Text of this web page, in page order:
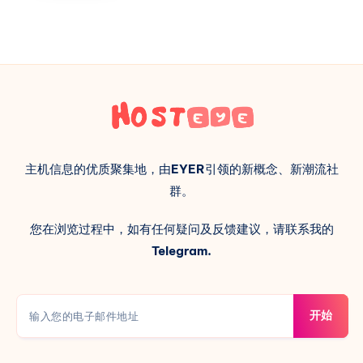
主机信息的优质聚集地，由EYER引领的新概念、新潮流社
群。
您在浏览过程中，如有任何疑问及反馈建议，请联系我的
Telegram.
开始